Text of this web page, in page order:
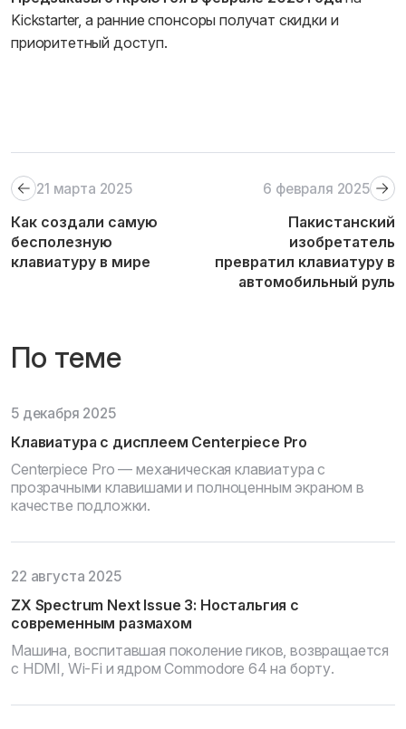
Kickstarter, а ранние спонсоры получат скидки и
приоритетный доступ.
21 марта 2025
Как создали cамую
бесполезную
клавиатуру в мире
6 февраля 2025
Пакистанский
изобретатель
превратил клавиатуру в
автомобильный руль
По теме
5 декабря 2025
Клавиатура с дисплеем Centerpiece Pro
Centerpiece Pro — механическая клавиатура с
прозрачными клавишами и полноценным экраном в
качестве подложки.
22 августа 2025
ZX Spectrum Next Issue 3: Ностальгия с
современным размахом
Машина, воспитавшая поколение гиков, возвращается
с HDMI, Wi-Fi и ядром Commodore 64 на борту.